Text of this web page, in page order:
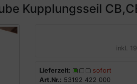
Kupplungsseil
inkl.
Lieferzeit:
sofort
Art.Nr.: 53192 422 000